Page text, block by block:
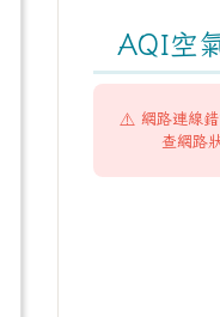
AQI空
⚠️ 網路連線錯
查網路